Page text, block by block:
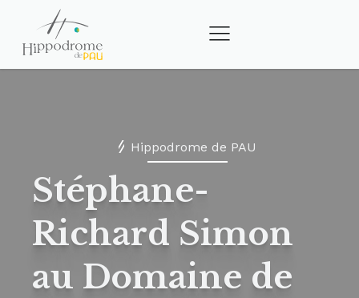
Hippodrome de PAU
Stéphane-
Richard Simon
au Domaine de